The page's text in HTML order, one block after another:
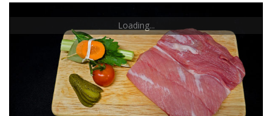
Loading...